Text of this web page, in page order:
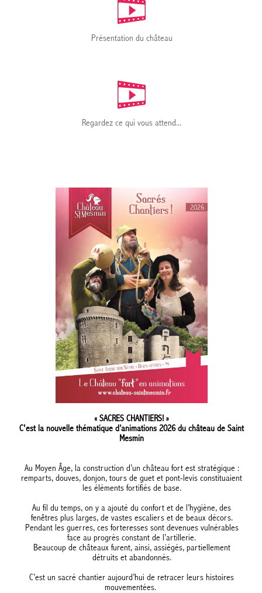
Présentation du château
Regardez ce qui vous attend...
« SACRES CHANTIERS! »
C'est la nouvelle thématique d’animations 2026 du château de Saint
Mesmin
Au Moyen Âge, la construction d’un château fort est stratégique :
remparts, douves, donjon, tours de guet et pont-levis constituaient
les éléments fortifiés de base.
Au fil du temps, on y a ajouté du confort et de l’hygiène, des
fenêtres plus larges, de vastes escaliers et de beaux décors.
Pendant les guerres, ces forteresses sont devenues vulnérables
face au progrès constant de l’artillerie.
Beaucoup de châteaux furent, ainsi, assiégés, partiellement
détruits et abandonnés.
C’est un sacré chantier aujourd’hui de retracer leurs histoires
mouvementées.